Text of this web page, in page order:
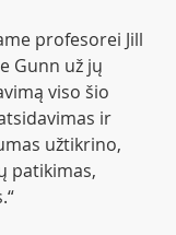
profesorei Jill
Gunn už jų
viso šio
ir
užtikrino,
patikimas,